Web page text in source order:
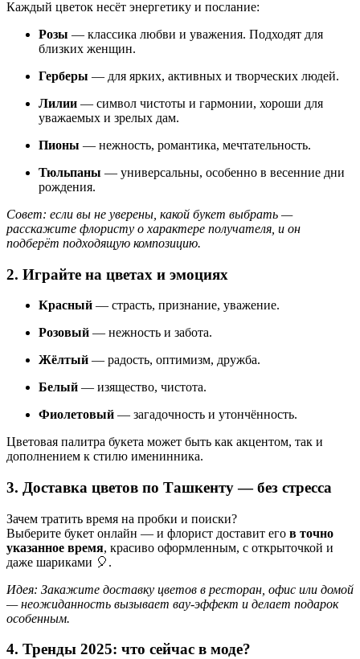
Каждый цветок несёт энергетику и послание:
Розы — классика любви и уважения. Подходят для
близких женщин.
Герберы — для ярких, активных и творческих людей.
Лилии — символ чистоты и гармонии, хороши для
уважаемых и зрелых дам.
Пионы — нежность, романтика, мечтательность.
Тюльпаны — универсальны, особенно в весенние дни
рождения.
Совет: если вы не уверены, какой букет выбрать —
расскажите флористу о характере получателя, и он
подберёт подходящую композицию.
2. Играйте на цветах и эмоциях
Красный — страсть, признание, уважение.
Розовый — нежность и забота.
Жёлтый — радость, оптимизм, дружба.
Белый — изящество, чистота.
Фиолетовый — загадочность и утончённость.
Цветовая палитра букета может быть как акцентом, так и
дополнением к стилю именинника.
3. Доставка цветов по Ташкенту — без стресса
Зачем тратить время на пробки и поиски?
Выберите букет онлайн — и флорист доставит его в точно
указанное время, красиво оформленным, с открыточкой и
даже шариками 🎈.
Идея: Закажите доставку цветов в ресторан, офис или домой
— неожиданность вызывает вау-эффект и делает подарок
особенным.
4. Тренды 2025: что сейчас в моде?